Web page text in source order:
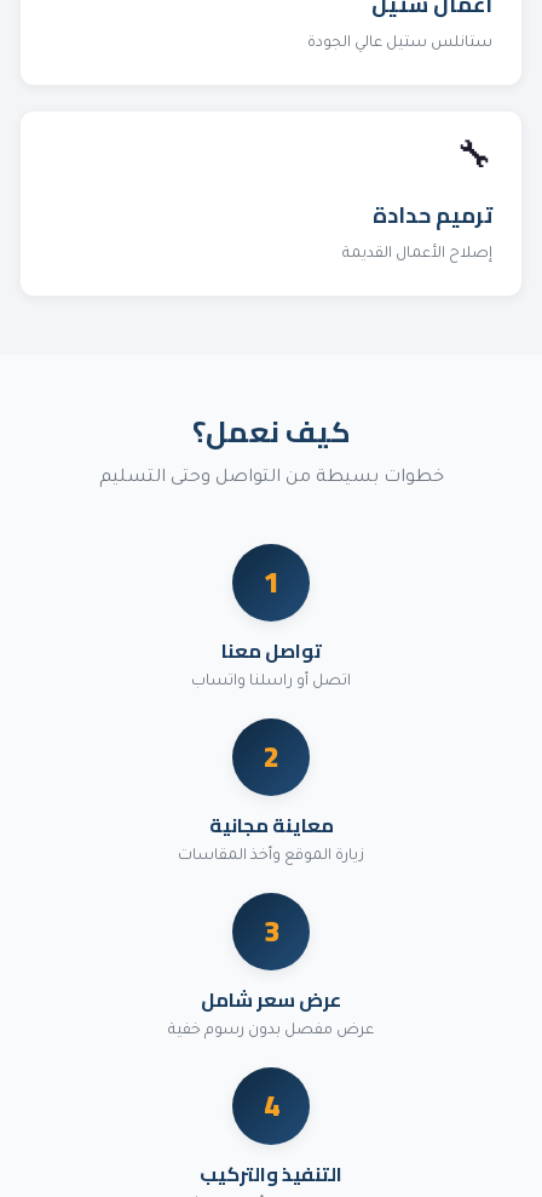
ستانلس ستيل عالي الجودة
🔧
ترميم حدادة
إصلاح الأعمال القديمة
كيف نعمل؟
خطوات بسيطة من التواصل وحتى التسليم
1
تواصل معنا
اتصل أو راسلنا واتساب
2
معاينة مجانية
زيارة الموقع وأخذ المقاسات
3
عرض سعر شامل
عرض مفصل بدون رسوم خفية
4
التنفيذ والتركيب